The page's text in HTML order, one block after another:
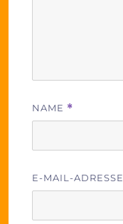
NAME *
E-MAIL-ADRESSE